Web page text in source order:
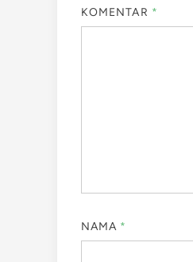
KOMENTAR *
NAMA *